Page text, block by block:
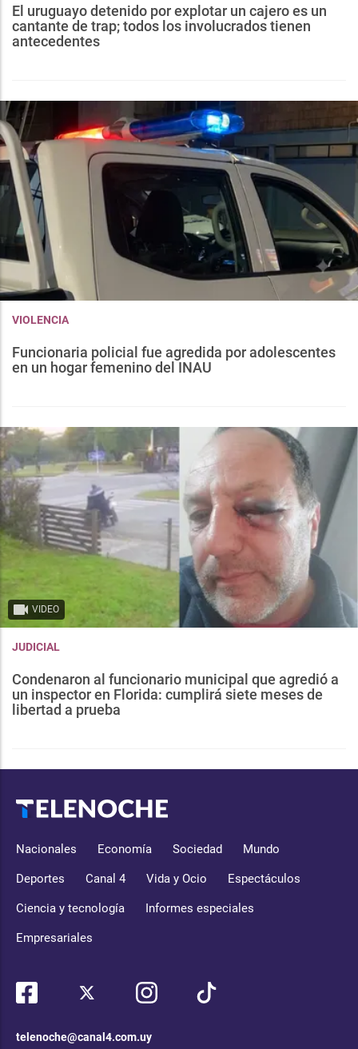
El uruguayo detenido por explotar un cajero es un
cantante de trap; todos los involucrados tienen
antecedentes
VIOLENCIA
Funcionaria policial fue agredida por adolescentes
en un hogar femenino del INAU
VIDEO
JUDICIAL
Condenaron al funcionario municipal que agredió a
un inspector en Florida: cumplirá siete meses de
libertad a prueba
Nacionales Economía Sociedad Mundo
Deportes Canal 4 Vida y Ocio Espectáculos
Ciencia y tecnología Informes especiales
Empresariales
telenoche@canal4.com.uy